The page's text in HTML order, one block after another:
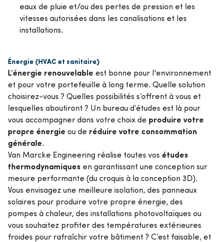
eaux de pluie et/ou des pertes de pression et les
vitesses autorisées dans les canalisations et les
installations.
Énergie (HVAC et sanitaire)
L'énergie renouvelable est bonne pour l'environnement
et pour votre portefeuille à long terme. Quelle solution
choisirez-vous ? Quelles possibilités s’offrent à vous et
lesquelles aboutiront ? Un bureau d’études est là pour
vous accompagner dans votre choix de produire votre
propre énergie ou de réduire votre consommation
générale.
Van Marcke Engineering réalise toutes vos études
thermodynamiques en garantissant une conception sur
mesure performante (du croquis à la conception 3D).
Vous envisagez une meilleure isolation, des panneaux
solaires pour produire votre propre énergie, des
pompes à chaleur, des installations photovoltaïques ou
vous souhaitez profiter des températures extérieures
froides pour rafraîchir votre bâtiment ? C’est faisable, et